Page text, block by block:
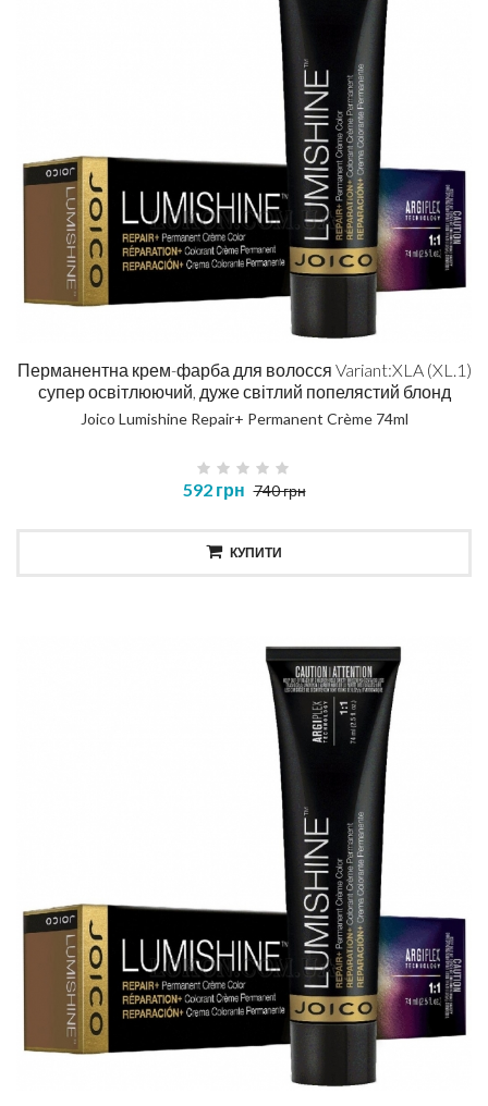
Перманентна крем-фарба для волосся Variant:XLA (XL.1)
супер освітлюючий, дуже світлий попелястий блонд
Joico Lumishine Repair+ Permanent Crème 74ml
592 грн 740 грн
КУПИТИ